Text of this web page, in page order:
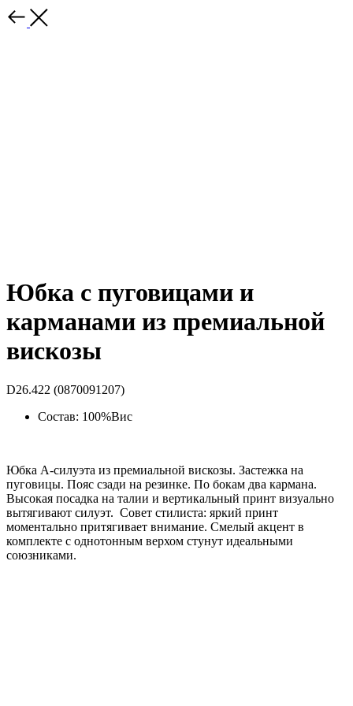
Юбка с пуговицами и
карманами из премиальной
вискозы
D26.422 (0870091207)
Состав: 100%Вис
Юбка А-силуэта из премиальной вискозы. Застежка на
пуговицы. Пояс сзади на резинке. По бокам два кармана.
Высокая посадка на талии и вертикальный принт визуально
вытягивают силуэт. Совет стилиста: яркий принт
моментально притягивает внимание. Смелый акцент в
комплекте с однотонным верхом стунут идеальными
союзниками.